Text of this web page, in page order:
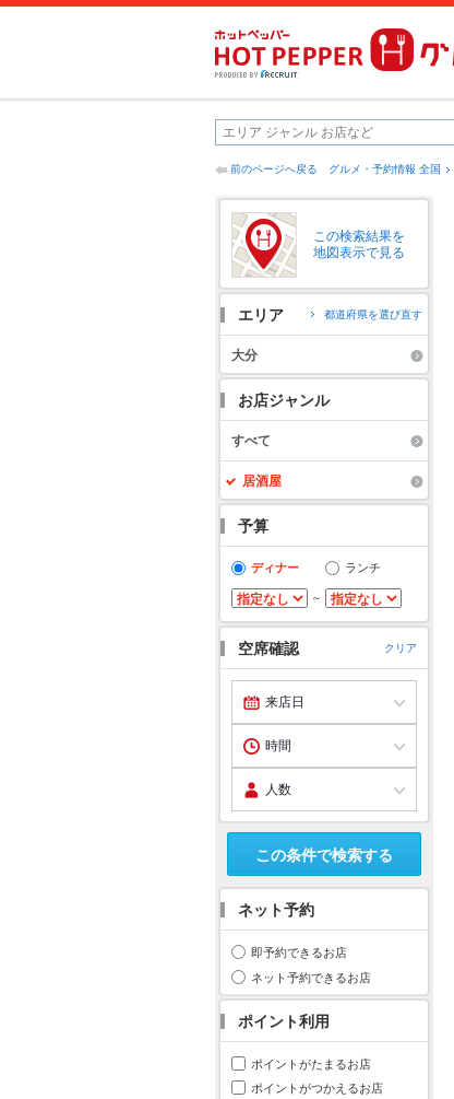
前のページへ戻る グルメ・予約情報 全国
この検索結果を
地図表示で見る
エリア 都道府県を選び直す
大分
お店ジャンル
すべて
居酒屋
予算
ディナー ランチ
～
空席確認 クリア
この条件で検索する
ネット予約
即予約できるお店
ネット予約できるお店
ポイント利用
ポイントがたまるお店
ポイントがつかえるお店